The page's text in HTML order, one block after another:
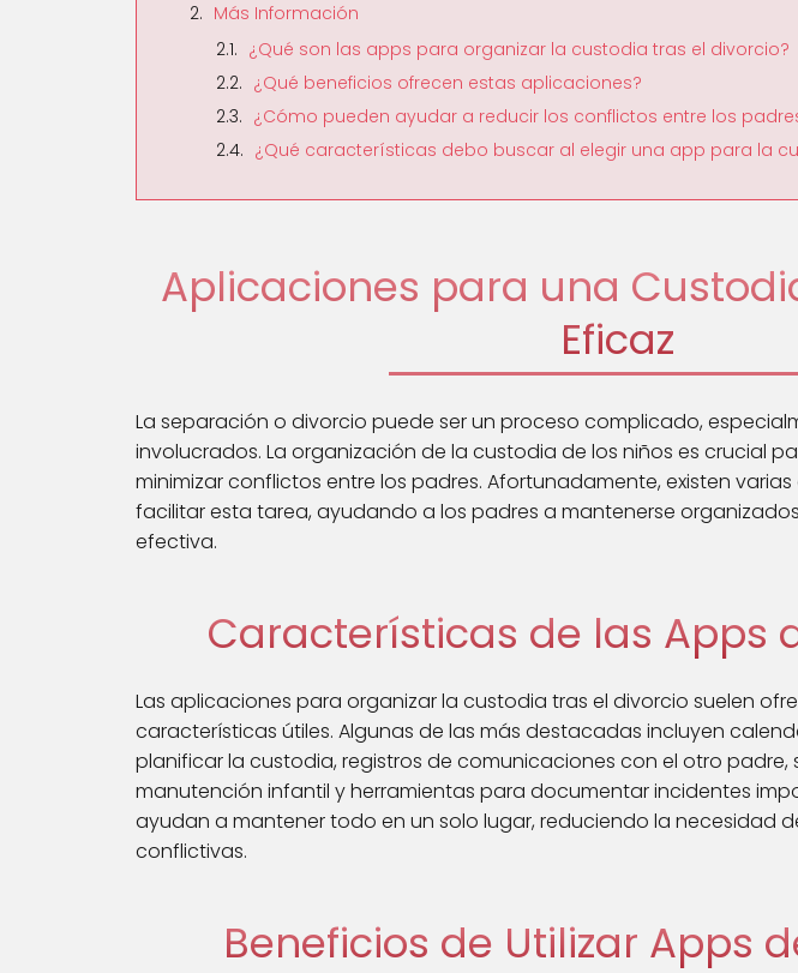
Más Información
¿Qué son las apps para organizar la custodia tras el divorcio?
¿Qué beneficios ofrecen estas aplicaciones?
¿Cómo pueden ayudar a reducir los conflictos entre los
¿Qué características debo buscar al elegir una app para la
Aplicaciones para una
Eficaz
La separación o divorcio puede ser un proceso complicado,
involucrados. La organización de la custodia de los niños es crucial
minimizar conflictos entre los padres. Afortunadamente, existen
facilitar esta tarea, ayudando a los padres a mantenerse
efectiva.
Características de las Apps
Las aplicaciones para organizar la custodia tras el divorcio suelen
características útiles. Algunas de las más destacadas incluyen
planificar la custodia, registros de comunicaciones con el otro
manutención infantil y herramientas para documentar incidentes
ayudan a mantener todo en un solo lugar, reduciendo la necesidad
conflictivas.
Beneficios de Utilizar Apps